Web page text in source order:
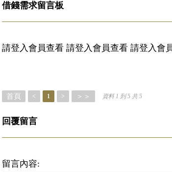
借錢需求留言板
請登入會員查看 請登入會員查看 請登入會
首頁 < 1 > ＞＞ 資料 1 到 5 共 5
回覆留言
留言內容: